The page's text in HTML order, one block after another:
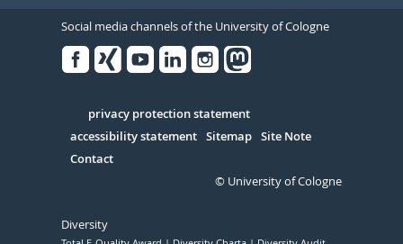
Social media channels of the University of Cologne
Serivce
privacy protection statement
accessibility statement Sitemap Site Note
Contact
© University of Cologne
Diversity